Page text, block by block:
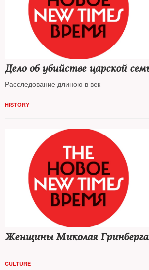
Дело об убийстве царской
Расследование длиною в век
HISTORY
Женщины Миколая Гринберга
CULTURE